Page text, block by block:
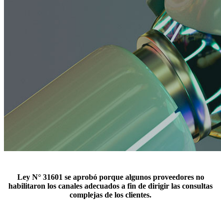
Ley N° 31601 se aprobó porque algunos proveedores no
habilitaron los canales adecuados a fin de dirigir las consultas
complejas de los clientes.